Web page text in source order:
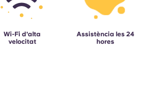
Wi-Fi d'alta
velocitat
Assistència les 24
hores